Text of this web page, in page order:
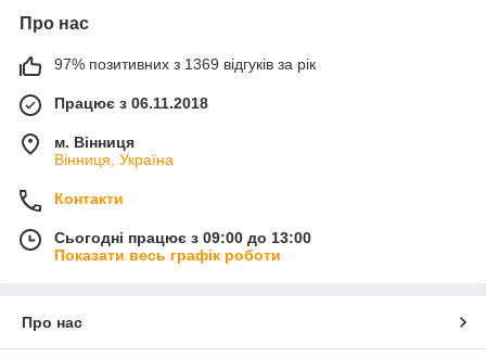
Про нас
97% позитивних з 1369 відгуків за рік
Працює з 06.11.2018
м. Вінниця
Вінниця, Україна
Контакти
Сьогодні працює з 09:00 до 13:00
Показати весь графік роботи
Про нас